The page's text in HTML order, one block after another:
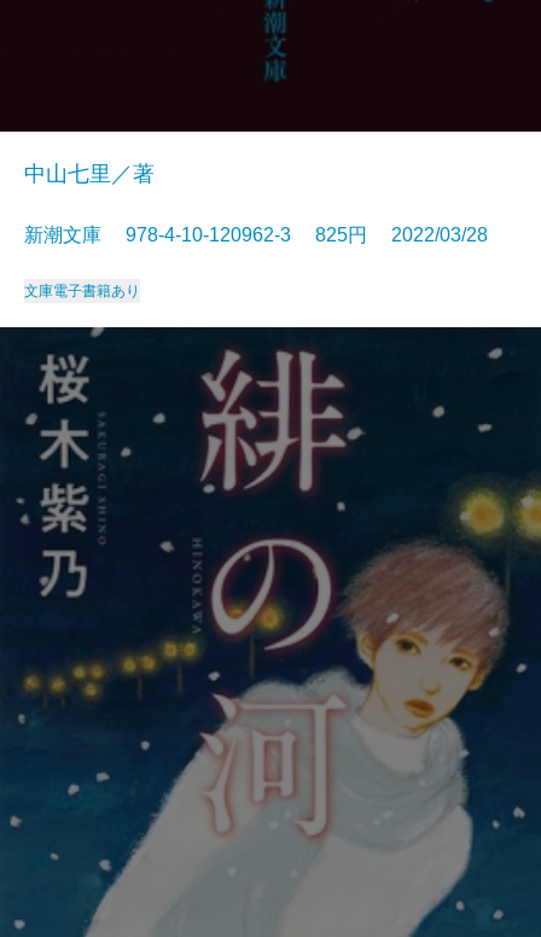
中山七里／著
新潮文庫 978-4-10-120962-3 825円 2022/03/28
文庫電子書籍あり